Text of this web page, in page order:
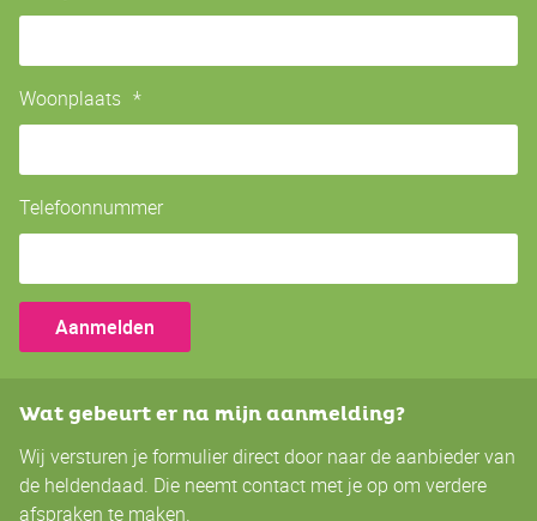
Woonplaats *
Telefoonnummer
Wat gebeurt er na mijn aanmelding?
Wij versturen je formulier direct door naar de aanbieder van
de heldendaad. Die neemt contact met je op om verdere
afspraken te maken.